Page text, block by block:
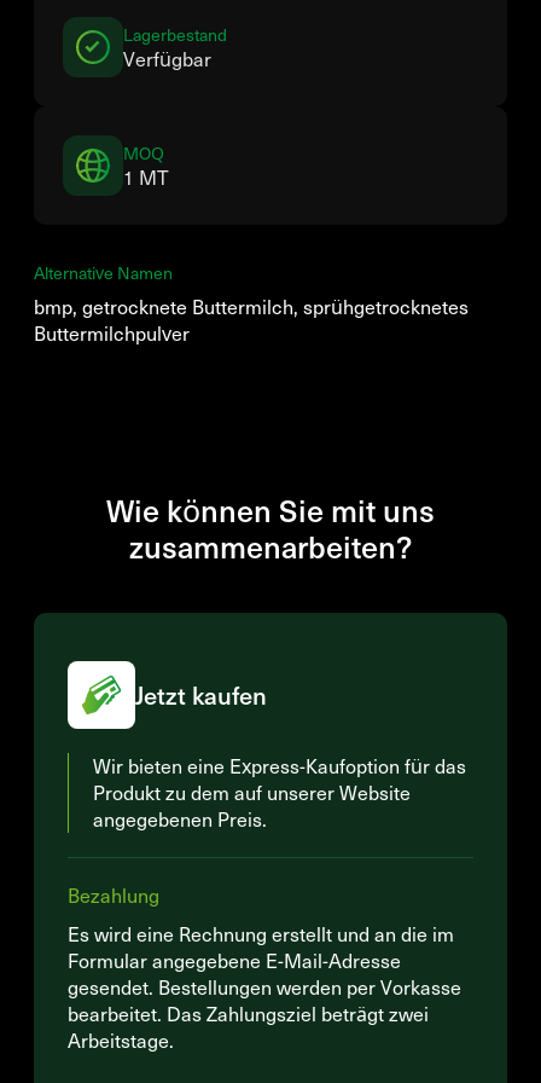
Lagerbestand
Verfügbar
MOQ
1 MT
Alternative Namen
bmp, getrocknete Buttermilch, sprühgetrocknetes
Buttermilchpulver
Wie können Sie mit uns
zusammenarbeiten?
Jetzt kaufen
Wir bieten eine Express-Kaufoption für das
Produkt zu dem auf unserer Website
angegebenen Preis.
Bezahlung
Es wird eine Rechnung erstellt und an die im
Formular angegebene E-Mail-Adresse
gesendet. Bestellungen werden per Vorkasse
bearbeitet. Das Zahlungsziel beträgt zwei
Arbeitstage.